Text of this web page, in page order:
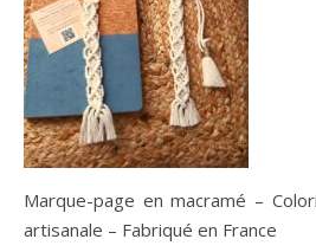
Marque-page en macramé –
artisanale – Fabriqué en France